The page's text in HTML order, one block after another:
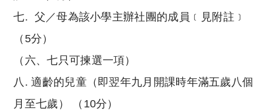
七. 父／母為該小學主辦社團的成員﹝見附註﹞
（5分）
（六、七只可揀選一項）
八. 適齡的兒童（即翌年九月開課時年滿五歲八個
月至七歲） （10分）